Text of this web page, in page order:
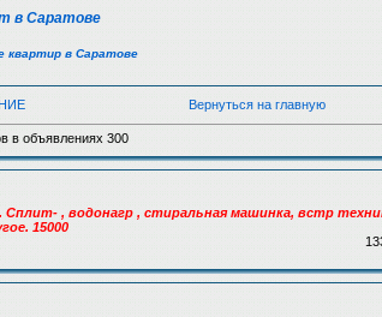
в Саратове
квартир в Саратове
Вернуться на главную
в объявлениях 300
Сплит- , водонагр , стиральная машинка, встр
15000